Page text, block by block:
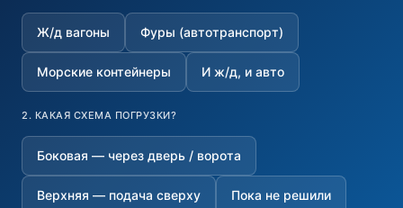
Ж/д вагоны Фуры (автотранспорт)
Морские контейнеры И ж/д, и авто
2. КАКАЯ СХЕМА ПОГРУЗКИ?
Боковая — через дверь / ворота
Верхняя — подача сверху Пока не решили